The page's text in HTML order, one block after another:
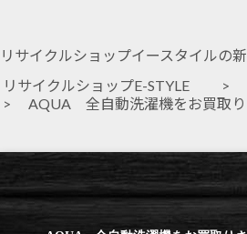
リサイクルショップイースタイルの新
リサイクルショップE-STYLE
> AQUA 全自動洗濯機をお買取り